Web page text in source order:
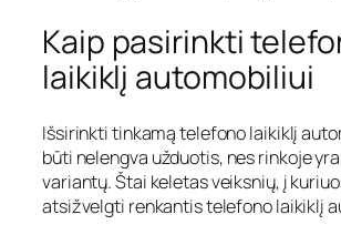
Kaip pasirinkti
laikiklį automobiliui
Išsirinkti tinkamą telefono laikiklį
būti nelengva užduotis, nes rinkoje
variantų. Štai keletas veiksnių, į
atsižvelgti renkantis telefono laikiklį